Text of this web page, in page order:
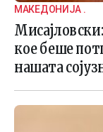
МАКЕДОНИЈА .
кое беше
нашата